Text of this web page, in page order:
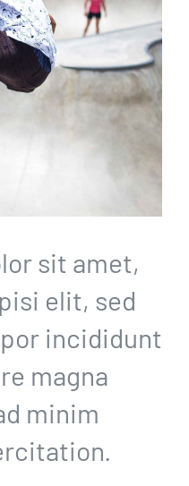
sit amet,
elit, sed
incididunt
magna
minim